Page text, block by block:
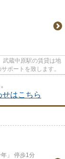
武蔵中原駅の賃貸は地
ポートを致します。
はこちら
年」 停歩1分